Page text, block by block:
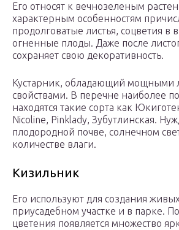
Его относят к вечнозеленым
характерным особенностям
продолговатые листья, соцветия в
огненные плоды. Даже после
сохраняет свою декоративность.
Кустарник, обладающий мощными
свойствами. В перечне наиболее
находятся такие сорта как
Nicoline, Pinklady, Зубутлинская.
плодородной почве, солнечном
количестве влаги.
Кизильник
Его используют для создания
приусадебном участке и в парке.
цветения появляется множество